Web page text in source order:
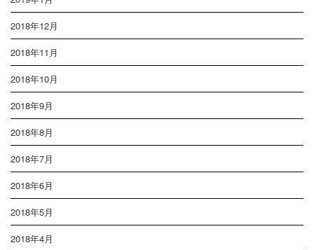
2018年12月
2018年11月
2018年10月
2018年9月
2018年8月
2018年7月
2018年6月
2018年5月
2018年4月